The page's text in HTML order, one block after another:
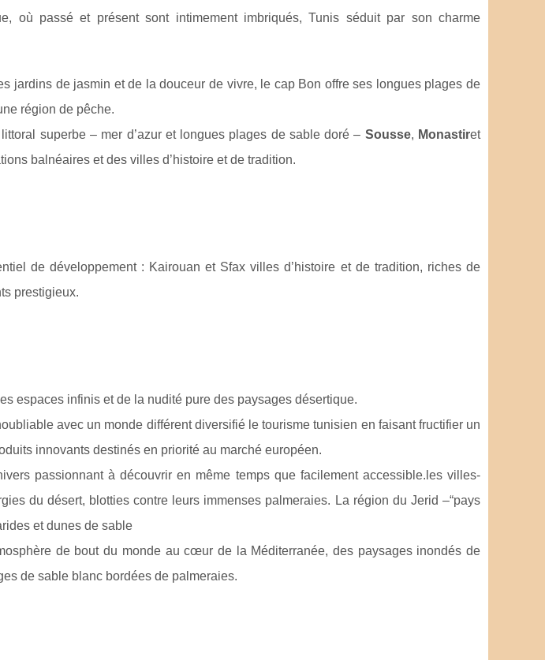
où passé et présent sont intimement imbriqués, Tunis séduit par son charme
jardins de jasmin et de la douceur de vivre, le cap Bon offre ses longues plages de
région de pêche.
superbe – mer d’azur et longues plages de sable doré – Sousse, Monastiret
balnéaires et des villes d’histoire et de tradition.
de développement : Kairouan et Sfax villes d’histoire et de tradition, riches de
prestigieux.
espaces infinis et de la nudité pure des paysages désertique.
avec un monde différent diversifié le tourisme tunisien en faisant fructifier un
innovants destinés en priorité au marché européen.
passionnant à découvrir en même temps que facilement accessible.les villes-
du désert, blotties contre leurs immenses palmeraies. La région du Jerid –“pays
et dunes de sable
de bout du monde au cœur de la Méditerranée, des paysages inondés de
de sable blanc bordées de palmeraies.